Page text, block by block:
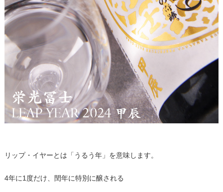
リップ・イヤーとは「うるう年」を意味します。
4年に1度だけ、閏年に特別に醸される